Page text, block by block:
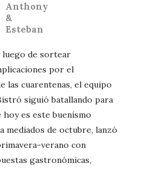
Anthony
&
Esteban
luego de sortear
por el
las cuarentenas, el equipo
siguió batallando para
es este buenísmo
mediados de octubre, lanzó
verano con
gastronómicas,